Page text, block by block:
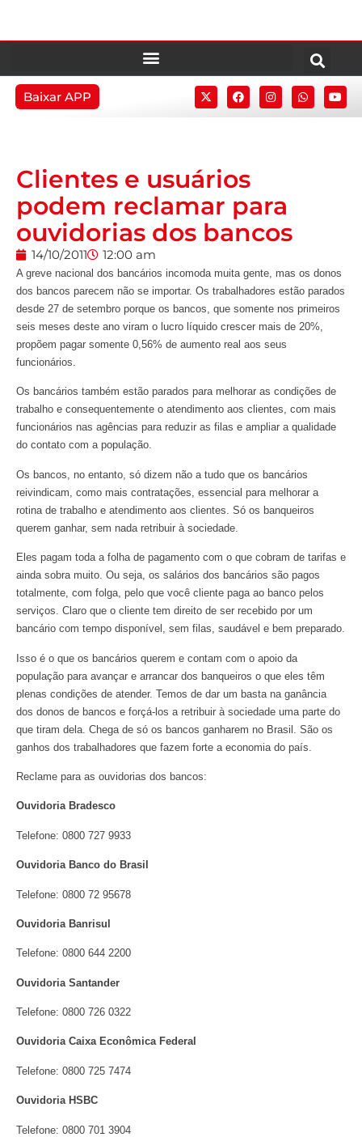
Baixar APP
Clientes e usuários
podem reclamar para
ouvidorias dos bancos
14/10/2011 12:00 am
A greve nacional dos bancários incomoda muita gente, mas os donos
dos bancos parecem não se importar. Os trabalhadores estão parados
desde 27 de setembro porque os bancos, que somente nos primeiros
seis meses deste ano viram o lucro líquido crescer mais de 20%,
propõem pagar somente 0,56% de aumento real aos seus
funcionários.
Os bancários também estão parados para melhorar as condições de
trabalho e consequentemente o atendimento aos clientes, com mais
funcionários nas agências para reduzir as filas e ampliar a qualidade
do contato com a população.
Os bancos, no entanto, só dizem não a tudo que os bancários
reivindicam, como mais contratações, essencial para melhorar a
rotina de trabalho e atendimento aos clientes. Só os banqueiros
querem ganhar, sem nada retribuir à sociedade.
Eles pagam toda a folha de pagamento com o que cobram de tarifas e
ainda sobra muito. Ou seja, os salários dos bancários são pagos
totalmente, com folga, pelo que você cliente paga ao banco pelos
serviços. Claro que o cliente tem direito de ser recebido por um
bancário com tempo disponível, sem filas, saudável e bem preparado.
Isso é o que os bancários querem e contam com o apoio da
população para avançar e arrancar dos banqueiros o que eles têm
plenas condições de atender. Temos de dar um basta na ganância
dos donos de bancos e forçá-los a retribuir à sociedade uma parte do
que tiram dela. Chega de só os bancos ganharem no Brasil. São os
ganhos dos trabalhadores que fazem forte a economia do país.
Reclame para as ouvidorias dos bancos:
Ouvidoria Bradesco
Telefone: 0800 727 9933
Ouvidoria Banco do Brasil
Telefone: 0800 72 95678
Ouvidoria Banrisul
Telefone: 0800 644 2200
Ouvidoria Santander
Telefone: 0800 726 0322
Ouvidoria Caixa Econômica Federal
Telefone: 0800 725 7474
Ouvidoria HSBC
Telefone: 0800 701 3904